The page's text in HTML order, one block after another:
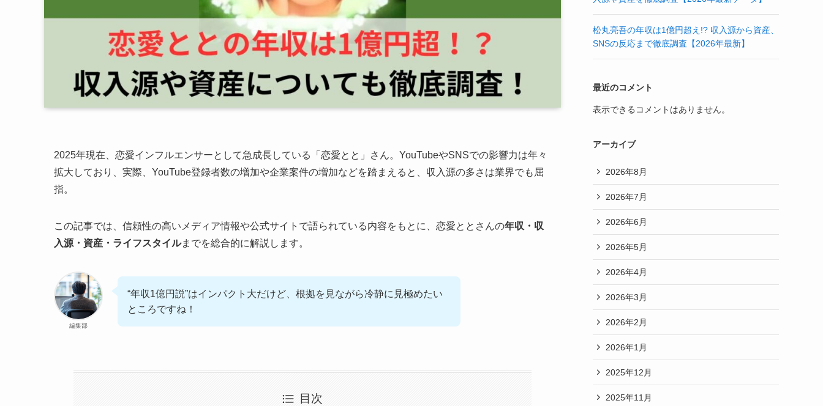
2025年現在、恋愛インフルエンサーとして急成長している「恋愛とと」さん。YouTubeやSNSでの影響力は年々
拡大しており、実際、YouTube登録者数の増加や企業案件の増加などを踏まえると、収入源の多さは業界でも屈
指。
この記事では、信頼性の高いメディア情報や公式サイトで語られている内容をもとに、恋愛ととさんの年収・収
入源・資産・ライフスタイルまでを総合的に解説します。
編集部
“年収1億円説”はインパクト大だけど、根拠を見ながら冷静に見極めたい
ところですね！
目次
松丸亮吾の年収は1億円超え!? 収入源から資産、
SNSの反応まで徹底調査【2026年最新】
最近のコメント
表示できるコメントはありません。
アーカイブ
2026年8月
2026年7月
2026年6月
2026年5月
2026年4月
2026年3月
2026年2月
2026年1月
2025年12月
2025年11月